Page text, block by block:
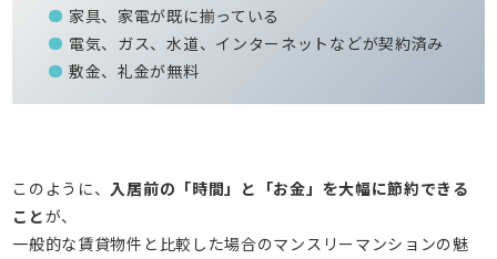
家具、家電が既に揃っている
電気、ガス、水道、インターネットなどが契約済み
敷金、礼金が無料
このように、入居前の「時間」と「お金」を大幅に節約できる
ことが、
一般的な賃貸物件と比較した場合のマンスリーマンションの魅